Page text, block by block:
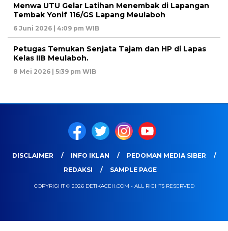
Menwa UTU Gelar Latihan Menembak di Lapangan
Tembak Yonif 116/GS Lapang Meulaboh
6 Juni 2026 | 4:09 pm WIB
Petugas Temukan Senjata Tajam dan HP di Lapas
Kelas IIB Meulaboh.
8 Mei 2026 | 5:39 pm WIB
DISCLAIMER INFO IKLAN
PEDOMAN MEDIA SIBER
REDAKSI
SAMPLE PAGE
COPYRIGHT © 2026 DETIKACEH.COM - ALL RIGHTS RESERVED